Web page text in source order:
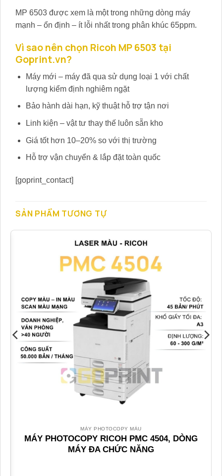
MP 6503 được xem là một trong những dòng máy
mạnh – ổn định – ít lỗi nhất trong phân khúc 65ppm.
Vì sao nên chọn Ricoh MP 6503 tại
Goprint.vn?
Máy mới – máy đã qua sử dụng loại 1 với chất
lượng kiểm định nghiêm ngặt
Bảo hành dài hạn, kỹ thuật hỗ trợ tận nơi
Linh kiện – vật tư thay thế luôn sẵn kho
Giá tốt hơn 10–20% so với thị trường
Hỗ trợ vận chuyển & lắp đặt toàn quốc
[goprint_contact]
SẢN PHẨM TƯƠNG TỰ
MÁY PHOTOCOPY MÀU
MÁY PHOTOCOPY RICOH PMC 4504, DÒNG
MÁY ĐA CHỨC NĂNG